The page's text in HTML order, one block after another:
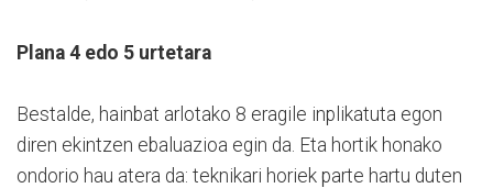
Plana 4 edo 5 urtetara
Bestalde, hainbat arlotako 8 eragile inplikatuta egon
diren ekintzen ebaluazioa egin da. Eta hortik honako
ondorio hau atera da: teknikari horiek parte hartu duten